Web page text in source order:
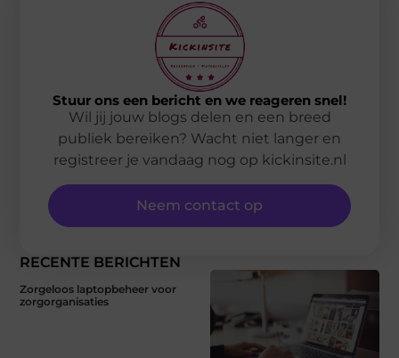
RECENTE BERICHTEN
Zorgeloos laptopbeheer voor
zorgorganisaties
Stuur ons een bericht en we reageren snel!
Wil jij jouw blogs delen en een breed
publiek bereiken? Wacht niet langer en
registreer je vandaag nog op kickinsite.nl
Neem contact op